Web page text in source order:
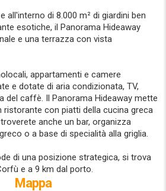
all'interno di 8.000 m² di giardini ben
esotiche, il Panorama Hideaway
e una terrazza con vista
appartamenti e camere
e dotate di aria condizionata, TV,
del caffè. Il Panorama Hideaway mette
con piatti della cucina greca
anche un bar, organizza
o a base di specialità alla griglia.
di una posizione strategica, si trova
e a 9 km dal porto.
Mappa